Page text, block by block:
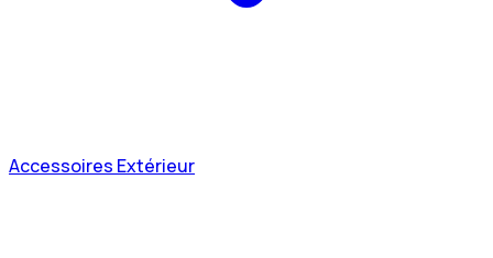
Accessoires Extérieur